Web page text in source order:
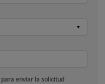
para enviar la solicitud